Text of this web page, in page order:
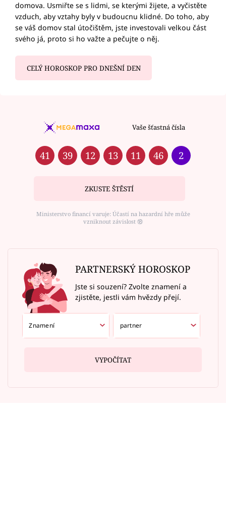
domova. Usmiřte se s lidmi, se kterými žijete, a vyčistěte
vzduch, aby vztahy byly v budoucnu klidné. Do toho, aby
se váš domov stal útočištěm, jste investovali velkou část
svého já, proto si ho važte a pečujte o něj.
CELÝ HOROSKOP PRO DNEŠNÍ DEN
Vaše šťastná čísla
41 39 12 13 11 46 2
ZKUSTE ŠTĚSTÍ
Ministerstvo financí varuje: Účastí na hazardní hře může
vzniknout závislost ⑱
PARTNERSKÝ HOROSKOP
Jste si souzení? Zvolte znamení a
zjistěte, jestli vám hvězdy přejí.
VYPOČÍTAT